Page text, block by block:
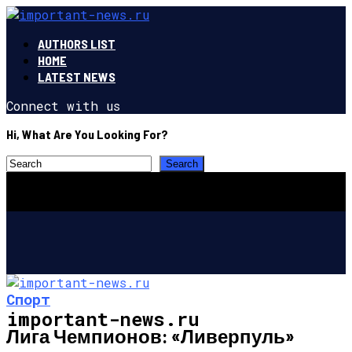
AUTHORS LIST
HOME
LATEST NEWS
Connect with us
Hi, What Are You Looking For?
important-news.ru
Спорт
Лига Чемпионов: «Ливерпуль»